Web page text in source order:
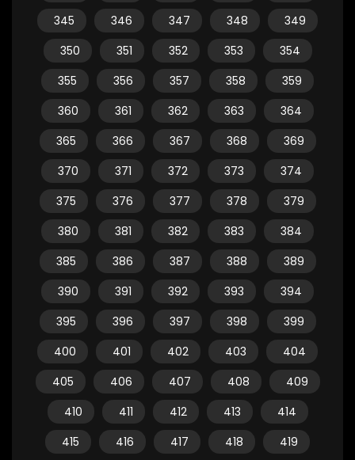
345
346 347 348
349
350
351 352 353
354
355
356 357 358
359
360
361 362 363
364
365
366 367 368
369
370
371 372 373
374
375
376 377 378
379
380
381 382 383
384
385
386 387 388
389
390
391 392 393
394
395
396 397 398
399
400
401 402 403
404
405
406 407 408
409
410
411 412 413
414
415
416 417 418 419